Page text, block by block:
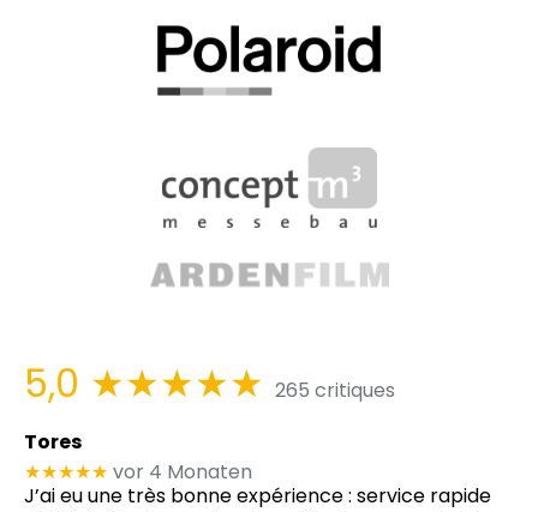
5,0 ★★★★★ 265 critiques
Tores
★★★★★ vor 4 Monaten
J’ai eu une très bonne expérience : service rapide